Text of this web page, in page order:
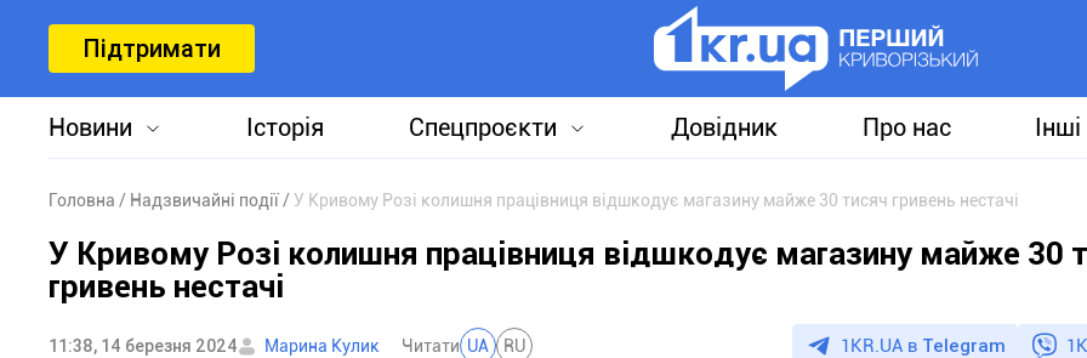
Підтримати
Новини Історія Спецпроєкти Довідник Про нас
Головна Надзвичайні події У Кривому Розі колишня працівниця відшкодує магазину майже 30 тисяч гривень нестачі
У Кривому Розі колишня працівниця відшкодує магазину майже 30
гривень нестачі
11:38, 14 березня 2024 Марина Кулик Читати UA RU 1KR.UA в Telegram